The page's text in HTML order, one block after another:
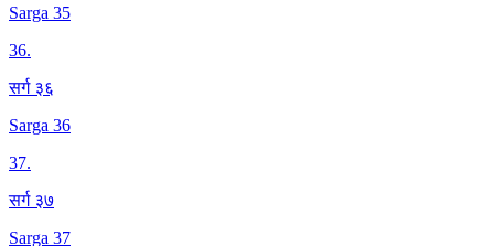
Sarga 35
36.
सर्ग ३६
Sarga 36
37.
सर्ग ३७
Sarga 37